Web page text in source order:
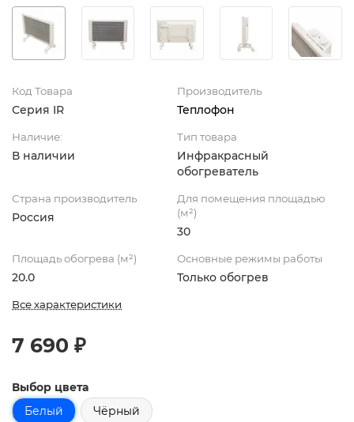
Код Товара
Серия IR
Производитель
Теплофон
Наличие:
В наличии
Тип товара
Инфракрасный
обогреватель
Страна производитель
Россия
Для помещения площадью
(м²)
30
Площадь обогрева (м²)
20.0
Основные режимы работы
Только обогрев
Все характеристики
7 690 ₽
Выбор цвета
Белый
Чёрный